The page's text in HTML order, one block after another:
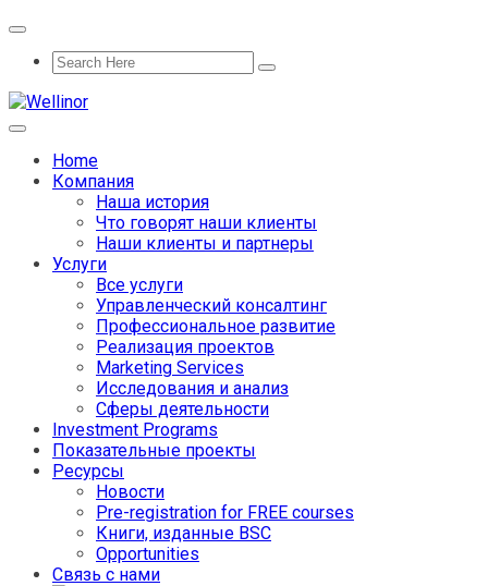
Home
Компания
Наша история
Что говорят наши клиенты
Наши клиенты и партнеры
Услуги
Все услуги
Управленческий консалтинг
Профессиональное развитие
Реализация проектов
Marketing Services
Исследования и анализ
Сферы деятельности
Investment Programs
Показательные проекты
Ресурсы
Новости
Pre-registration for FREE courses
Книги, изданные BSC
Opportunities
Связь с нами